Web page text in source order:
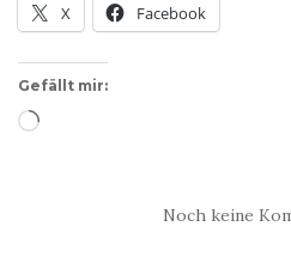
X Facebook
Gefällt mir:
Wird
Noch keine